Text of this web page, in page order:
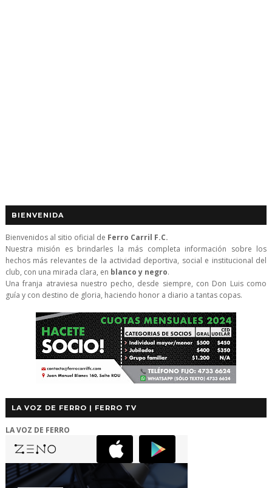
BIENVENIDA
Bienvenidos al sitio oficial de Ferro Carril F.C.
Nuestra misión es brindarles la más completa información sobre los
hechos más relevantes de la actividad deportiva, social e institucional del
club, con una mirada clara, en blanco y negro.
Una franja atraviesa nuestro pecho, desde siempre, con Don Luis como
guía y con destino de gloria, haciendo honor a diario a tantas copas.
LA VOZ DE FERRO | FERRO TV
LA VOZ DE FERRO